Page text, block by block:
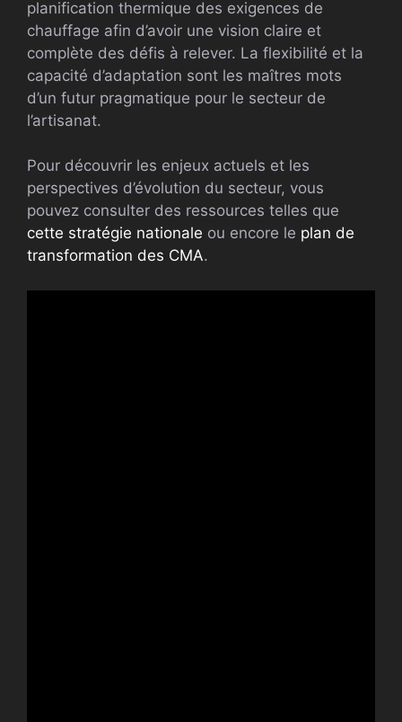
planification thermique des exigences de
chauffage afin d’avoir une vision claire et
complète des défis à relever. La flexibilité et la
capacité d’adaptation sont les maîtres mots
d’un futur pragmatique pour le secteur de
l’artisanat.
Pour découvrir les enjeux actuels et les
perspectives d’évolution du secteur, vous
pouvez consulter des ressources telles que
cette stratégie nationale ou encore le plan de
transformation des CMA.